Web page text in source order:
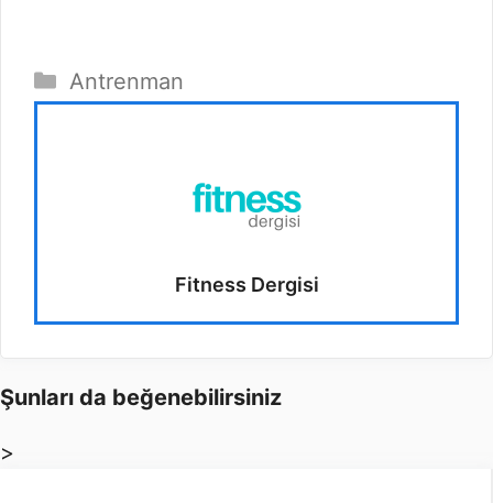
Kategoriler
Antrenman
Fitness Dergisi
Şunları da beğenebilirsiniz
>